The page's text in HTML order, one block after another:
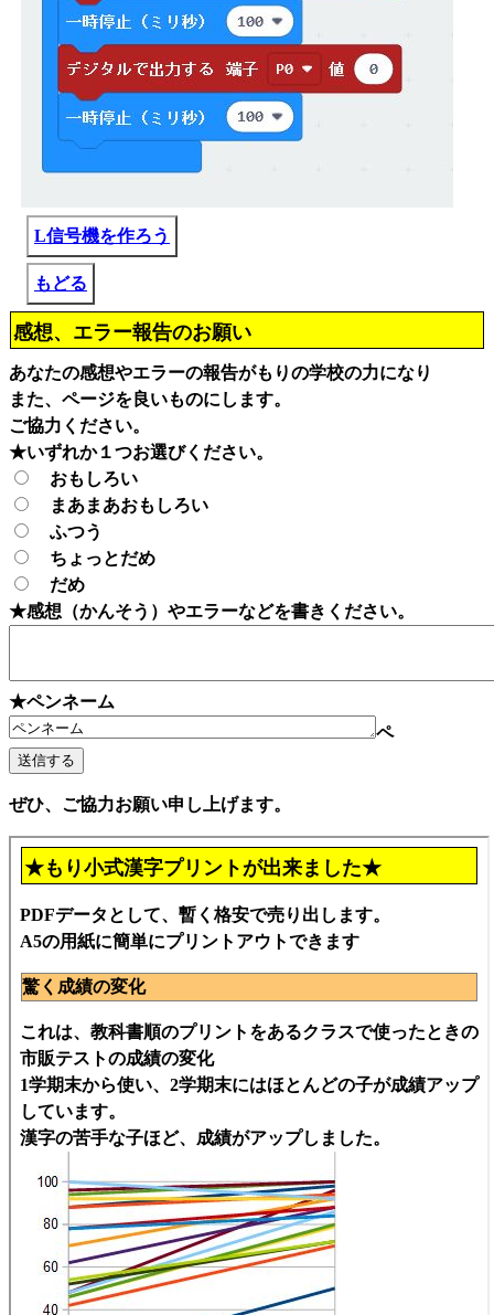
L信号機を作ろう
もどる
感想、エラー報告のお願い
あなたの感想やエラーの報告がもりの学校の力になり
また、ページを良いものにします。
ご協力ください。
★いずれか１つお選びください。
おもしろい
まあまあおもしろい
ふつう
ちょっとだめ
だめ
★感想（かんそう）やエラーなどを書きください。
★ペンネーム
ペ
ぜひ、ご協力お願い申し上げます。